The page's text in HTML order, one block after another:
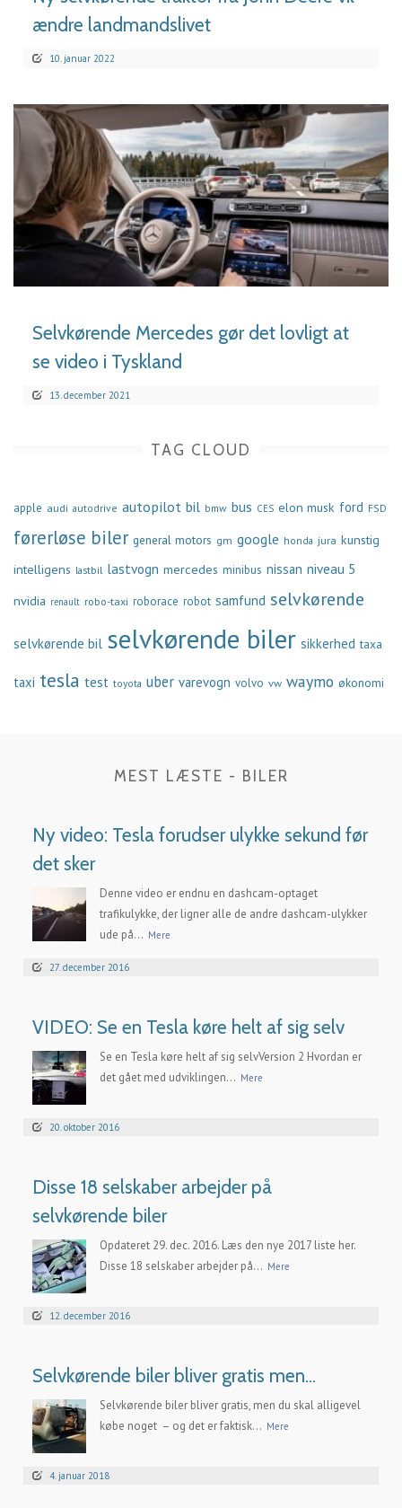
ændre landmandslivet
10. januar 2022
LÆS MERE
Selvkørende Mercedes gør det lovligt at
se video i Tyskland
13. december 2021
TAG CLOUD
apple audi autodrive autopilot bil bmw bus CES elon musk ford FSD
førerløse biler general motors gm google honda jura kunstig
intelligens lastbil lastvogn mercedes minibus nissan niveau 5
nvidia renault robo-taxi roborace robot samfund selvkørende
selvkørende bil selvkørende biler sikkerhed taxa
taxi tesla test toyota uber varevogn volvo vw waymo økonomi
MEST LÆSTE - BILER
Ny video: Tesla forudser ulykke sekund før
det sker
Denne video er endnu en dashcam-optaget
trafikulykke, der ligner alle de andre dashcam-ulykker
ude på... Mere
27. december 2016
VIDEO: Se en Tesla køre helt af sig selv
Se en Tesla køre helt af sig selvVersion 2 Hvordan er
det gået med udviklingen... Mere
20. oktober 2016
Disse 18 selskaber arbejder på
selvkørende biler
Opdateret 29. dec. 2016. Læs den nye 2017 liste her.
Disse 18 selskaber arbejder på... Mere
12. december 2016
Selvkørende biler bliver gratis men…
Selvkørende biler bliver gratis, men du skal alligevel
købe noget – og det er faktisk... Mere
4. januar 2018